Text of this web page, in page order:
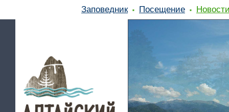
Заповедник Посещение